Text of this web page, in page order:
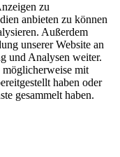
zu
anbieten zu können
Außerdem
unserer Website an
und Analysen weiter.
möglicherweise mit
haben oder
gesammelt haben.